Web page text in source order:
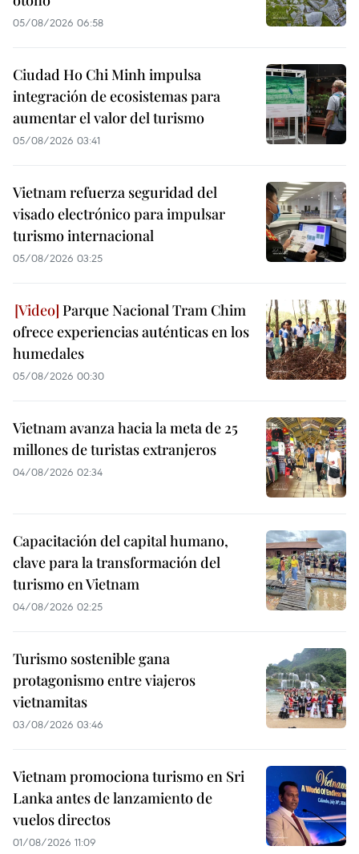
05/08/2026 06:58
Ciudad Ho Chi Minh impulsa
integración de ecosistemas para
aumentar el valor del turismo
05/08/2026 03:41
Vietnam refuerza seguridad del
visado electrónico para impulsar
turismo internacional
05/08/2026 03:25
Parque Nacional Tram Chim
ofrece experiencias auténticas en los
humedales
05/08/2026 00:30
Vietnam avanza hacia la meta de 25
millones de turistas extranjeros
04/08/2026 02:34
Capacitación del capital humano,
clave para la transformación del
turismo en Vietnam
04/08/2026 02:25
Turismo sostenible gana
protagonismo entre viajeros
vietnamitas
03/08/2026 03:46
Vietnam promociona turismo en Sri
Lanka antes de lanzamiento de
vuelos directos
01/08/2026 11:09